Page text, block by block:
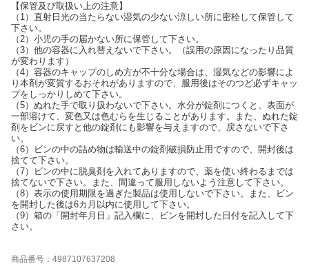
【保管及び取扱い上の注意】
（1）直射日光の当たらない湿気の少ない涼しい所に密栓して保管して
下さい。
（2）小児の手の届かない所に保管して下さい。
（3）他の容器に入れ替えないで下さい。（誤用の原因になったり品質
が変わります）
（4）容器のキャップのしめ方が不十分な場合は、湿気などの影響によ
り本剤が変質するおそれがありますので、服用後はそのつど必ずキャッ
プをしっかりしめて下さい。
（5）ぬれた手で取り扱わないで下さい。水分が錠剤につくと、表面が
一部溶けて、変色又は色むらを生じることがあります。また、ぬれた錠
剤をビンに戻すと他の錠剤にも影響を与えますので、戻さないで下さ
い。
（6）ビンの中の詰め物は輸送中の錠剤破損防止用ですので、開封後は
捨てて下さい。
（7）ビンの中に脱臭剤を入れてありますので、薬を使い終わるまでは
捨てないで下さい。また、間違って服用しないよう注意して下さい。
（8）表示の使用期限を過ぎた製品は使用しないで下さい。また、ビン
を開封した後は6カ月以内に使用して下さい。
（9）箱の「開封年月日」記入欄に、ビンを開封した日付を記入して下
さい。
商品番号：4987107637208